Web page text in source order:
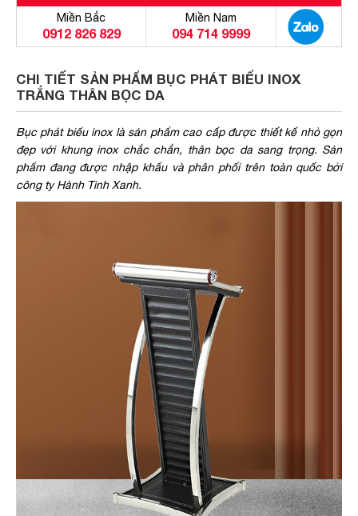
Miền Bắc
0912 826 829
Miền Nam
094 714 9999
CHI TIẾT SẢN PHẨM BỤC PHÁT BIỂU INOX
TRẮNG THÂN BỌC DA
Bục phát biểu inox là sản phẩm cao cấp được thiết kế nhỏ gọn
đẹp với khung inox chắc chắn, thân bọc da sang trọng. Sản
phẩm đang được nhập khẩu và phân phối trên toàn quốc bởi
công ty Hành Tinh Xanh.